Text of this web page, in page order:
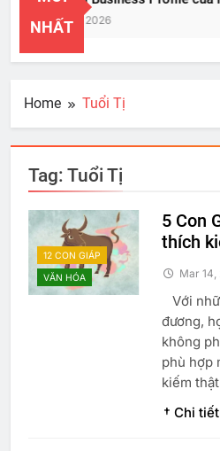
NHẤT
Feb 22, 2026
Home Tuổi Tị
Tag: Tuổi Tị
12 CON GIÁP
VĂN HÓA
5 Con
thích
Mar 14,
Với
đương,
không
phù hợp
kiếm
† Chi tiết